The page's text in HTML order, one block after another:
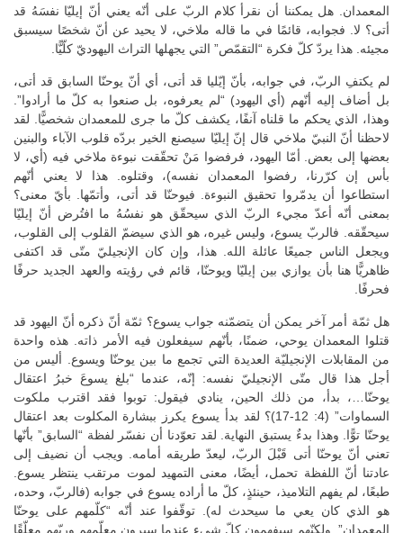
المعمدان. هل يمكننا أن نقرأ كلام الربّ على أنّه يعني أنّ إيليّا نفسَهُ قد
أتى؟ لا. فجوابه، قائمًا في ما قاله ملاخي، لا يحيد عن أنّ شخصًا سيسبق
مجيئه. هذا يردّ كلّ فكرة “التقمّص” التي يجهلها التراث اليهوديّ كلّيًّا.
لم يكتفِ الربّ، في جوابه، بأنّ إيّليا قد أتى، أي أنّ يوحنّا السابق قد أتى،
بل أضاف إليه أنّهم (أي اليهود) “لم يعرفوه، بل صنعوا به كلّ ما أرادوا”.
وهذا، الذي يحكم ما قلناه آنفًا، يكشف كلّ ما جرى للمعمدان شخصيًّا. لقد
لاحظنا أنّ النبيّ ملاخي قال إنّ إيليّا سيصنع الخير بردّه قلوب الآباء والبنين
بعضها إلى بعض. أمّا اليهود، فرفضوا مَنْ تحقّقت نبوءة ملاخي فيه (أي، لا
بأس إن كرّرنا، رفضوا المعمدان نفسه)، وقتلوه. هذا لا يعني أنّهم
استطاعوا أن يدمّروا تحقيق النبوءة. فيوحنّا قد أتى، وأتمّها. بأيّ معنى؟
بمعنى أنّه أعدّ مجيء الربّ الذي سيحقّق هو نفسُهُ ما افتُرض أنّ إيليّا
سيحقّقه. فالربّ يسوع، وليس غيره، هو الذي سيضمّ القلوب إلى القلوب،
ويجعل الناس جميعًا عائلة الله. هذا، وإن كان الإنجيليّ متّى قد اكتفى
ظاهريًّا هنا بأن يوازي بين إيليّا ويوحنّا، قائم في رؤيته والعهد الجديد حرفًا
فحرفًا.
هل ثمّة أمر آخر يمكن أن يتضمّنه جواب يسوع؟ ثمّة أنّ ذكره أنّ اليهود قد
قتلوا المعمدان يوحي، ضمنًا، بأنّهم سيفعلون فيه الأمر ذاته. هذه واحدة
من المقابلات الإنجيليّة العديدة التي تجمع ما بين يوحنّا ويسوع. أليس من
أجل هذا قال متّى الإنجيليّ نفسه: إنّه، عندما “بلغ يسوعَ خبرُ اعتقال
يوحنّا…، بدأ، من ذلك الحين، ينادي فيقول: توبوا فقد اقترب ملكوت
السماوات” (4: 12-17)؟ لقد بدأ يسوع يكرز ببشارة المكلوت بعد اعتقال
يوحنّا توًّا. وهذا بدءٌ يستبق النهاية. لقد تعوّدنا أن نفسّر لفظة “السابق” بأنّها
تعني أنّ يوحنّا أتى قَبْلَ الربّ، ليعدّ طريقه أمامه. ويجب أن نضيف إلى
عادتنا أنّ اللفظة تحمل، أيضًا، معنى التمهيد لموت مرتقب ينتظر يسوع.
طبعًا، لم يفهم التلاميذ، حينئذٍ، كلّ ما أراده يسوع في جوابه (فالربّ، وحده،
هو الذي كان يعي ما سيحدث له). توقّفوا عند أنّه “كلّمهم على يوحنّا
المعمدان”. ولكنّهم سيفهمون كلّ شيء عندما سيرون معلّمهم وربّهم معلّقًا